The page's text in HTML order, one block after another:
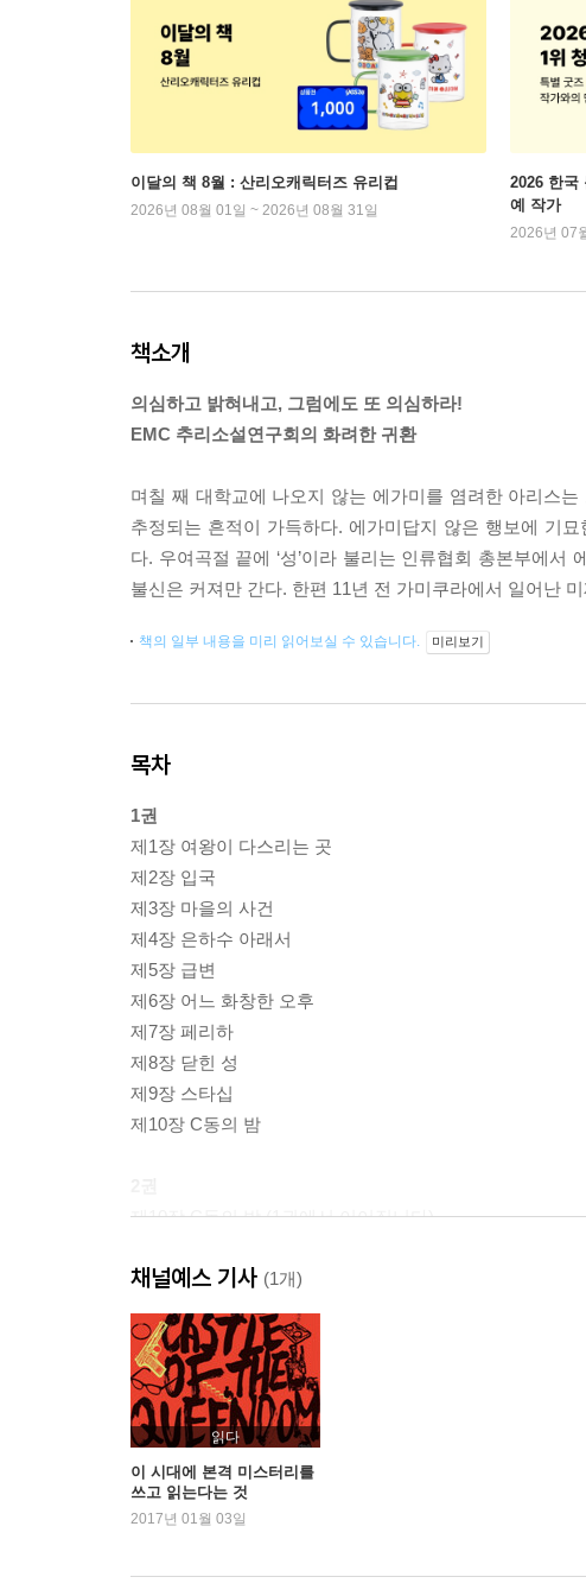
이달의 책 8월 : 산리오캐릭터즈 유리컵
2026년 08월 01일 ~ 2026년 08월 31일
2026 한국
예 작가
2026년 07
책소개
의심하고 밝혀내고, 그럼에도 또 의심하라!
EMC 추리소설연구회의 화려한 귀환
며칠 째 대학교에 나오지 않는 에가미를 염려한 아리스
추정되는 흔적이 가득하다. 에가미답지 않은 행보에 기
다. 우여곡절 끝에 ‘성’이라 불리는 인류협회 총본부에서
불신은 커져만 간다. 한편 11년 전 가미쿠라에서 일어난
책의 일부 내용을 미리 읽어보실 수 있습니다. 미리보기
목차
1권
제1장 여왕이 다스리는 곳
제2장 입국
제3장 마을의 사건
제4장 은하수 아래서
제5장 급변
제6장 어느 화창한 오후
제7장 페리하
제8장 닫힌 성
제9장 스타십
제10장 C동의 밤
제10장 C동의 밤 (1권에서 이어집니다)
제12장 우리에게 자유를
제13장 혼돈(CHAOS)
제14장 합류와 분산
제15장 이상한 성의 앨리스
제16장 디스커션
제17장 어둠을 헤치고
독자에 대한 도전
제18장 질서(COSMOS)
에필로그
채널예스 기사 (1개)
읽다
이 시대에 본격 미스터리를
쓰고 읽는다는 것
2017년 01월 03일